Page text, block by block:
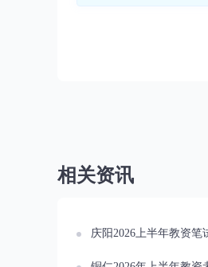
相关资讯
庆阳2026上半年教资笔试成绩